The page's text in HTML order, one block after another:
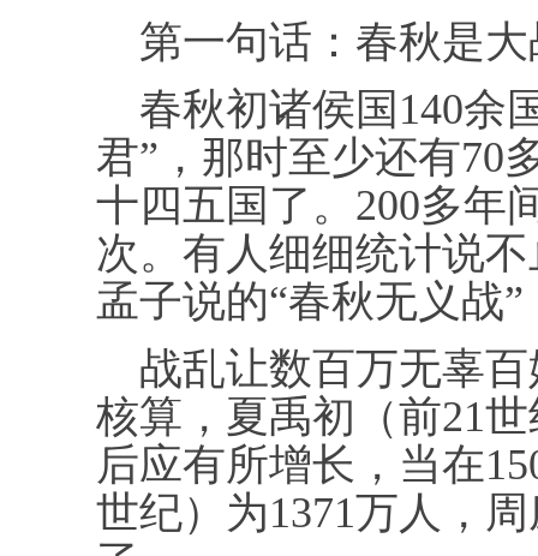
第一句话：春秋是大
春秋初诸侯国140余
君”，那时至少还有70
十四五国了。200多年
次。有人细细统计说
孟子说的“春秋无义战
战乱让数百万无辜百
核算，夏禹初（前21
后应有所增长，当在
世纪）为1371万人，